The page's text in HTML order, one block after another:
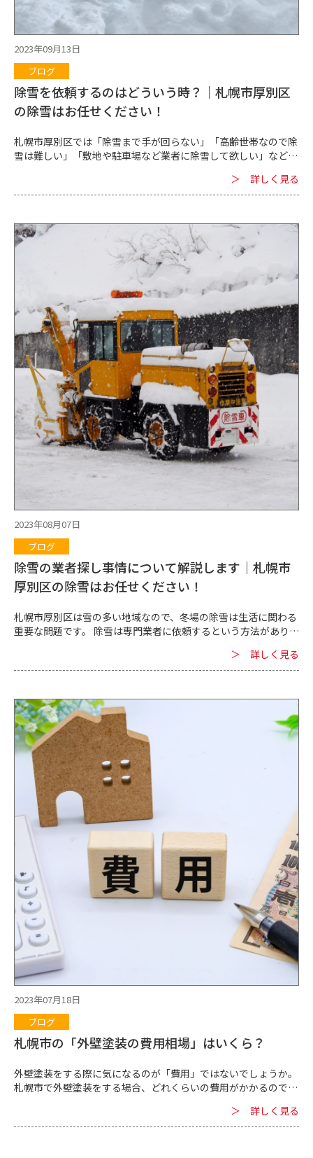
ついて提案させていただきます。 ■日常から行える対策 法人様
の場合、自社で除雪しようとしても限界があります。 結果、最寄
りの除雪専門業者に建物周りや敷地など、社員やお客様、取引先
ます。 ただ、すでにお話ししたように、雪の季節直前あるいは雪
の季節になってしまうと、除雪専門業者には相談や問い合わせが
多くなってしまうのです。 早めに除雪専門業者を見つけ、コンタ
クトを取っておくことが、法人様が日常から行える対策になりま
2023年09月13日
ブログ
除雪を依頼するのはどういう時？｜札幌市厚別区
の除雪はお任せください！
札幌市厚別区では「除雪まで手が回らない」「高齢世帯なので除
雪は難しい」「敷地や駐車場など業者に除雪して欲しい」などの
ん。 「除雪をする時間がない」「機器がなく除雪が難しい」
「雪を捨てるスペースがなく除雪できない」などのご相談ケース
たいポイントや、当社の除雪サービスの特徴などを専門業者が解
説します。 ■除雪依頼の注意点 札幌市厚別区で専門業者に依頼
する際は後からトラブルにならないよう、次のポイントに注意が
必要です。 ・除雪費用 札幌市厚別区に対応している除雪業者は
それぞれ費用が異なります。 中には相場より高額な費用を請求す
る業者や、除雪後に追加費用を請求する業者などもあるため、注
意してください。 ・除雪サービスの内容 札幌市厚別区に対応し
ている専門業者によって除雪サービスの内容も異なります。 利用
する機器や機器の数、除雪の回数など、専門業者に確認しておく
ことをおすすめします。 また、除雪する時間についても確認が必
要です。法人様などの場合、対応時間に除雪があると業務に影響
が出てしまうケースもあることでしょう。 サービス内容について
細かなポイント、具体的なポイントについて確認しておくことが
重要です。 ・要望に対応してくれるか 除雪に関してはスポット
対応やシーズン対応など、お客様によって要望が異なります。 柔
軟な専門業者でないと、お客様ごとの除雪の要望に対応すること
は難しいと言えます。 要望の内容に合わせて柔軟に提案・対応し
てくれるか確認しておくことがポイントです。 ■当社の特徴 札
幌市厚別区の当社が行っている除雪サービスには次のような特徴
があります。 ・法人向けの除雪サービスを得意としている ・除
雪慣れをしておりノウハウもあるので作業が迅速に進む ・除雪
の頻度などご要望に適した柔軟な提案を行う 札幌市厚別区の当
舗、事務所、施設などの除雪を得意としています。法人向けサー
ビスをお探しの企業様や事業主様はお気軽に相談していただけれ
ばと思います。 当社は多くの除雪を手がけていますので、除雪慣
れをしており、十分な機器とノウハウを持っているのが特徴で
と...
＞ 詳しく見る
2023年08月07日
ブログ
除雪の業者探し事情について解説します｜札幌市
厚別区の除雪はお任せください！
札幌市厚別区は雪の多い地域なので、冬場の除雪は生活に関わる
重要な問題です。 除雪は専門業者に依頼するという方法がありま
についてご紹介します。 ■除雪の費用の相場 北海道・札幌市厚
別区の除雪費用の相場は4tダンプ1台で7,000円～10,000円ほど
っています。 除雪業者の中には費用相場とは異なる料金設定もし
ている業者もありますので、依頼の際は業者ごとに確認が必要で
す。 北海道・札幌市厚別区の除雪費用の相場はダンプの大きさや
台数、除雪範囲などによっても変わってきます。 「自宅の除雪を
依頼する場合はどのくらい費用がかかるか」「管理しているアパ
ートの除雪費用はいくらになるか」を知りたい場合は、見積もり
の依頼をおすすめします。 除雪費用の相場はあくまで参考情報だ
と考えた方が良いでしょう。 参考までに当社の除雪費用をご紹介
します。 ・スポット除雪（4tダンプ1台）税込7,700円～ ・スポ
ット除雪（11t大型ダンプ1台）税込16,500円～ ・法人様、店舗
様向け除雪（12月～3月末）11万円～ ダンプの数が複数台になる
と費用も変わってきます。 除雪をご希望の場合はお見積りします
ので、お気軽にお問い合わせください。 ■除雪で起こりがちなト
ラブルについて 札幌市厚別区の業者による除雪には次のような
事情があります。 ・降雪量が増えたことにより雪捨て場に困って
いる ・個人宅では雪捨て場を確保できないことも多い ・昼の仕
事や生活、交通のためにも夜間に除雪しなければならない 札幌
市厚別区の除雪では上記のような事情があるため、よくトラブル
に発展することがあります。 札幌市厚別区では「雪の捨て場所で
近所と揉めてしまう」というトラブルがあります。 雪がたくさん
積もるとどこのご家庭・職場でも除雪をすることでしょう。 しか
し、雪が多いため、そしてスペース不足のため、除雪しても雪を
うことや、雪がはみ出してしまうことがあります。 結果、除雪が
きっかけになって隣人トラブルに発展することがあるのです。 雪
を捨てる場所がないからといって除雪をしないと生活や仕事に差
りに、遠...
＞ 詳しく見る
2023年07月18日
ブログ
札幌市の「外壁塗装の費用相場」はいくら？
外壁塗装をする際に気になるのが「費用」ではないでしょうか。
札幌市で外壁塗装をする場合、どれくらいの費用がかかるのでし
す。 ■札幌市で行なわれている外壁塗装の算出方法 札幌市で行
われている外壁塗装の費用は坪単価だけで算出されるわけではあ
＞ 詳しく見る